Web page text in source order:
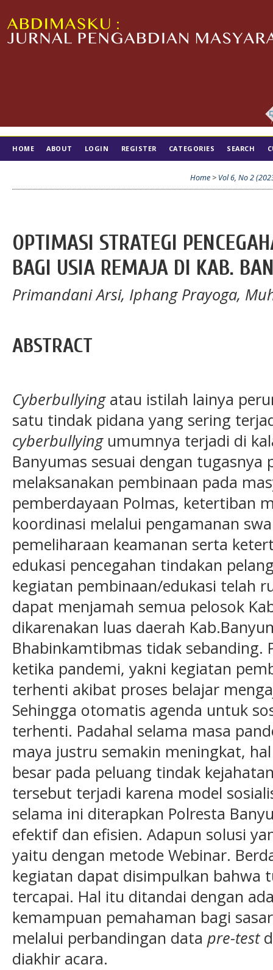
HOME ABOUT LOGIN REGISTER CATEGORIES SEARCH
Home > Vol 6, No 2
OPTIMASI STRATEGI
BAGI USIA REMAJA DI KAB.
Primandani Arsi, Iphang Prayoga,
ABSTRACT
Cyberbullyingatau istilah lainya
satu tindak pidana yang sering
cyberbullyingumumnya terjadi di
Banyumas sesuai dengan tugasnya
melaksanakan pembinaan pada
pemberdayaan Polmas, ketertiban
koordinasi melalui pengamanan
pemeliharaan keamanan serta
edukasi pencegahan tindakan
kegiatan pembinaan/edukasi telah
dapat menjamah semua pelosok
dikarenakan luas daerah
Bhabinkamtibmas tidak sebanding.
ketika pandemi, yakni kegiatan
terhenti akibat proses belajar
Sehingga otomatis agenda untuk
terhenti. Padahal selama masa
maya justru semakin meningkat,
besar pada peluang tindak
tersebut terjadi karena model
selama ini diterapkan Polresta
efektif dan efisien. Adapun solusi
yaitu dengan metode Webinar.
kegiatan dapat disimpulkan bahwa
tercapai. Hal itu ditandai dengan
kemampuan pemahaman bagi
melalui perbandingan data pre-test
diakhir acara.